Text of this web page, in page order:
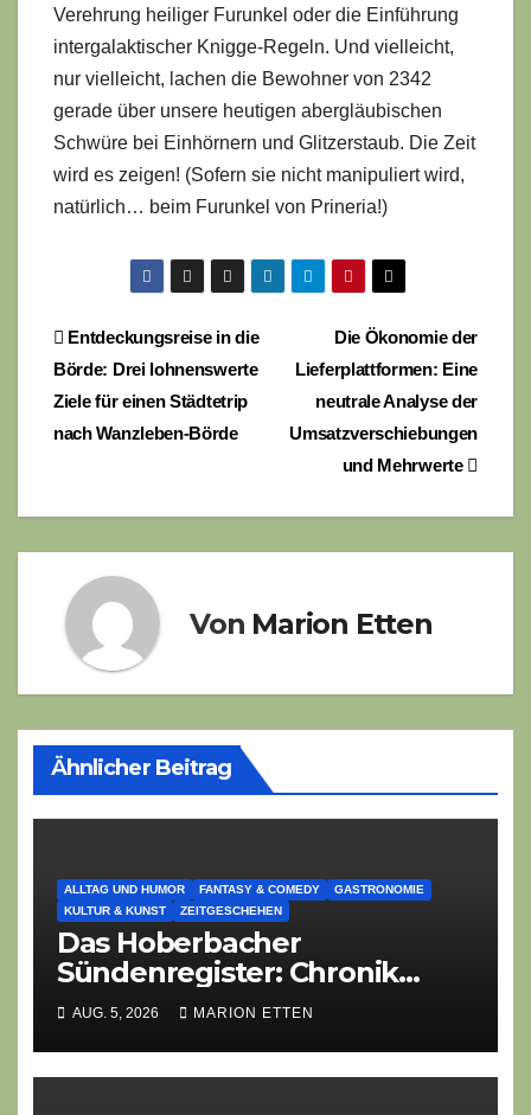
Verehrung heiliger Furunkel oder die Einführung
intergalaktischer Knigge-Regeln. Und vielleicht,
nur vielleicht, lachen die Bewohner von 2342
gerade über unsere heutigen abergläubischen
Schwüre bei Einhörnern und Glitzerstaub. Die Zeit
wird es zeigen! (Sofern sie nicht manipuliert wird,
natürlich… beim Furunkel von Prineria!)
BeitragsnavigationDie Ökonomie der
Lieferplattformen: Eine
neutrale Analyse der
Umsatzverschiebungen
und Mehrwerte
Entdeckungsreise in die
Börde: Drei lohnenswerte
Ziele für einen Städtetrip
nach Wanzleben-Börde
Von Marion Etten
Ähnlicher Beitrag
ALLTAG UND HUMOR FANTASY & COMEDY
GASTRONOMIE
KULTUR & KUNST
ZEITGESCHEHEN
Das Hoberbacher
Sündenregister: Chronik
eines angekündigten
Dorffest-Debakels
AUG. 5, 2026 MARION ETTEN